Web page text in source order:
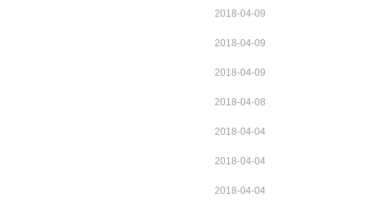
2018-04-09
2018-04-09
2018-04-09
2018-04-08
2018-04-04
2018-04-04
2018-04-04